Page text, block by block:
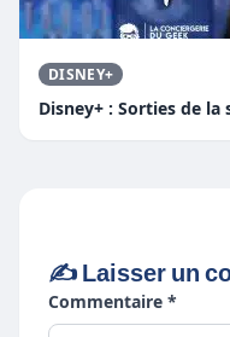
DISNEY+
Disney+ : Sorties de la
✍️ Laisser un
Commentaire *